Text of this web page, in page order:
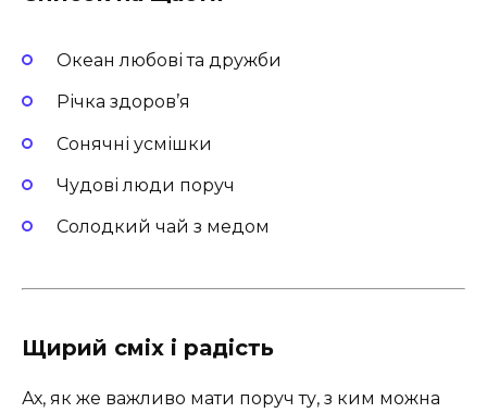
Океан любові та дружби ️
Річка здоров’я
Сонячні усмішки
Чудові люди поруч
Солодкий чай з медом
Щирий сміх і радість
Ах, як же важливо мати поруч ту, з ким можна